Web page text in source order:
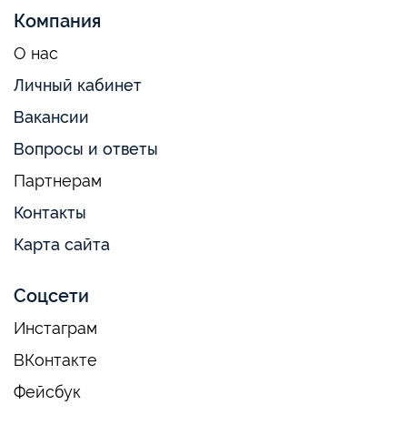
Компания
О нас
Личный кабинет
Вакансии
Вопросы и ответы
Партнерам
Контакты
Карта сайта
Соцсети
Инстаграм
ВКонтакте
Фейсбук